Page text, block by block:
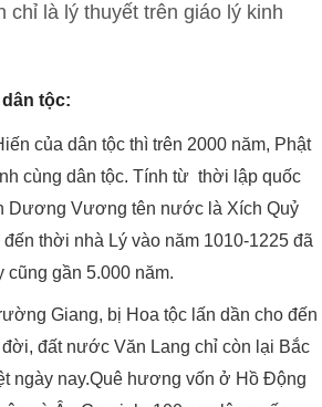
chỉ là lý thuyết trên giáo lý kinh
tộc:
của dân tộc thì trên 2000 năm, Phật
cùng dân tộc. Tính từ thời lập quốc
Dương Vương tên nước là Xích Quỷ
thời nhà Lý vào năm 1010-1225 đã
cũng gần 5.000 năm.
Giang, bị Hoa tộc lấn dần cho đến
đất nước Văn Lang chỉ còn lại Bắc
ngày nay.Quê hương vốn ở Hồ Động